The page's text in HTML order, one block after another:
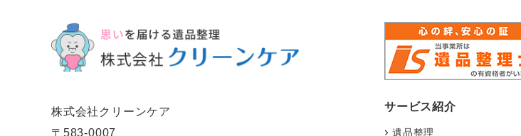
株式会社クリーンケア
〒583-0007
サービス紹介
遺品整理